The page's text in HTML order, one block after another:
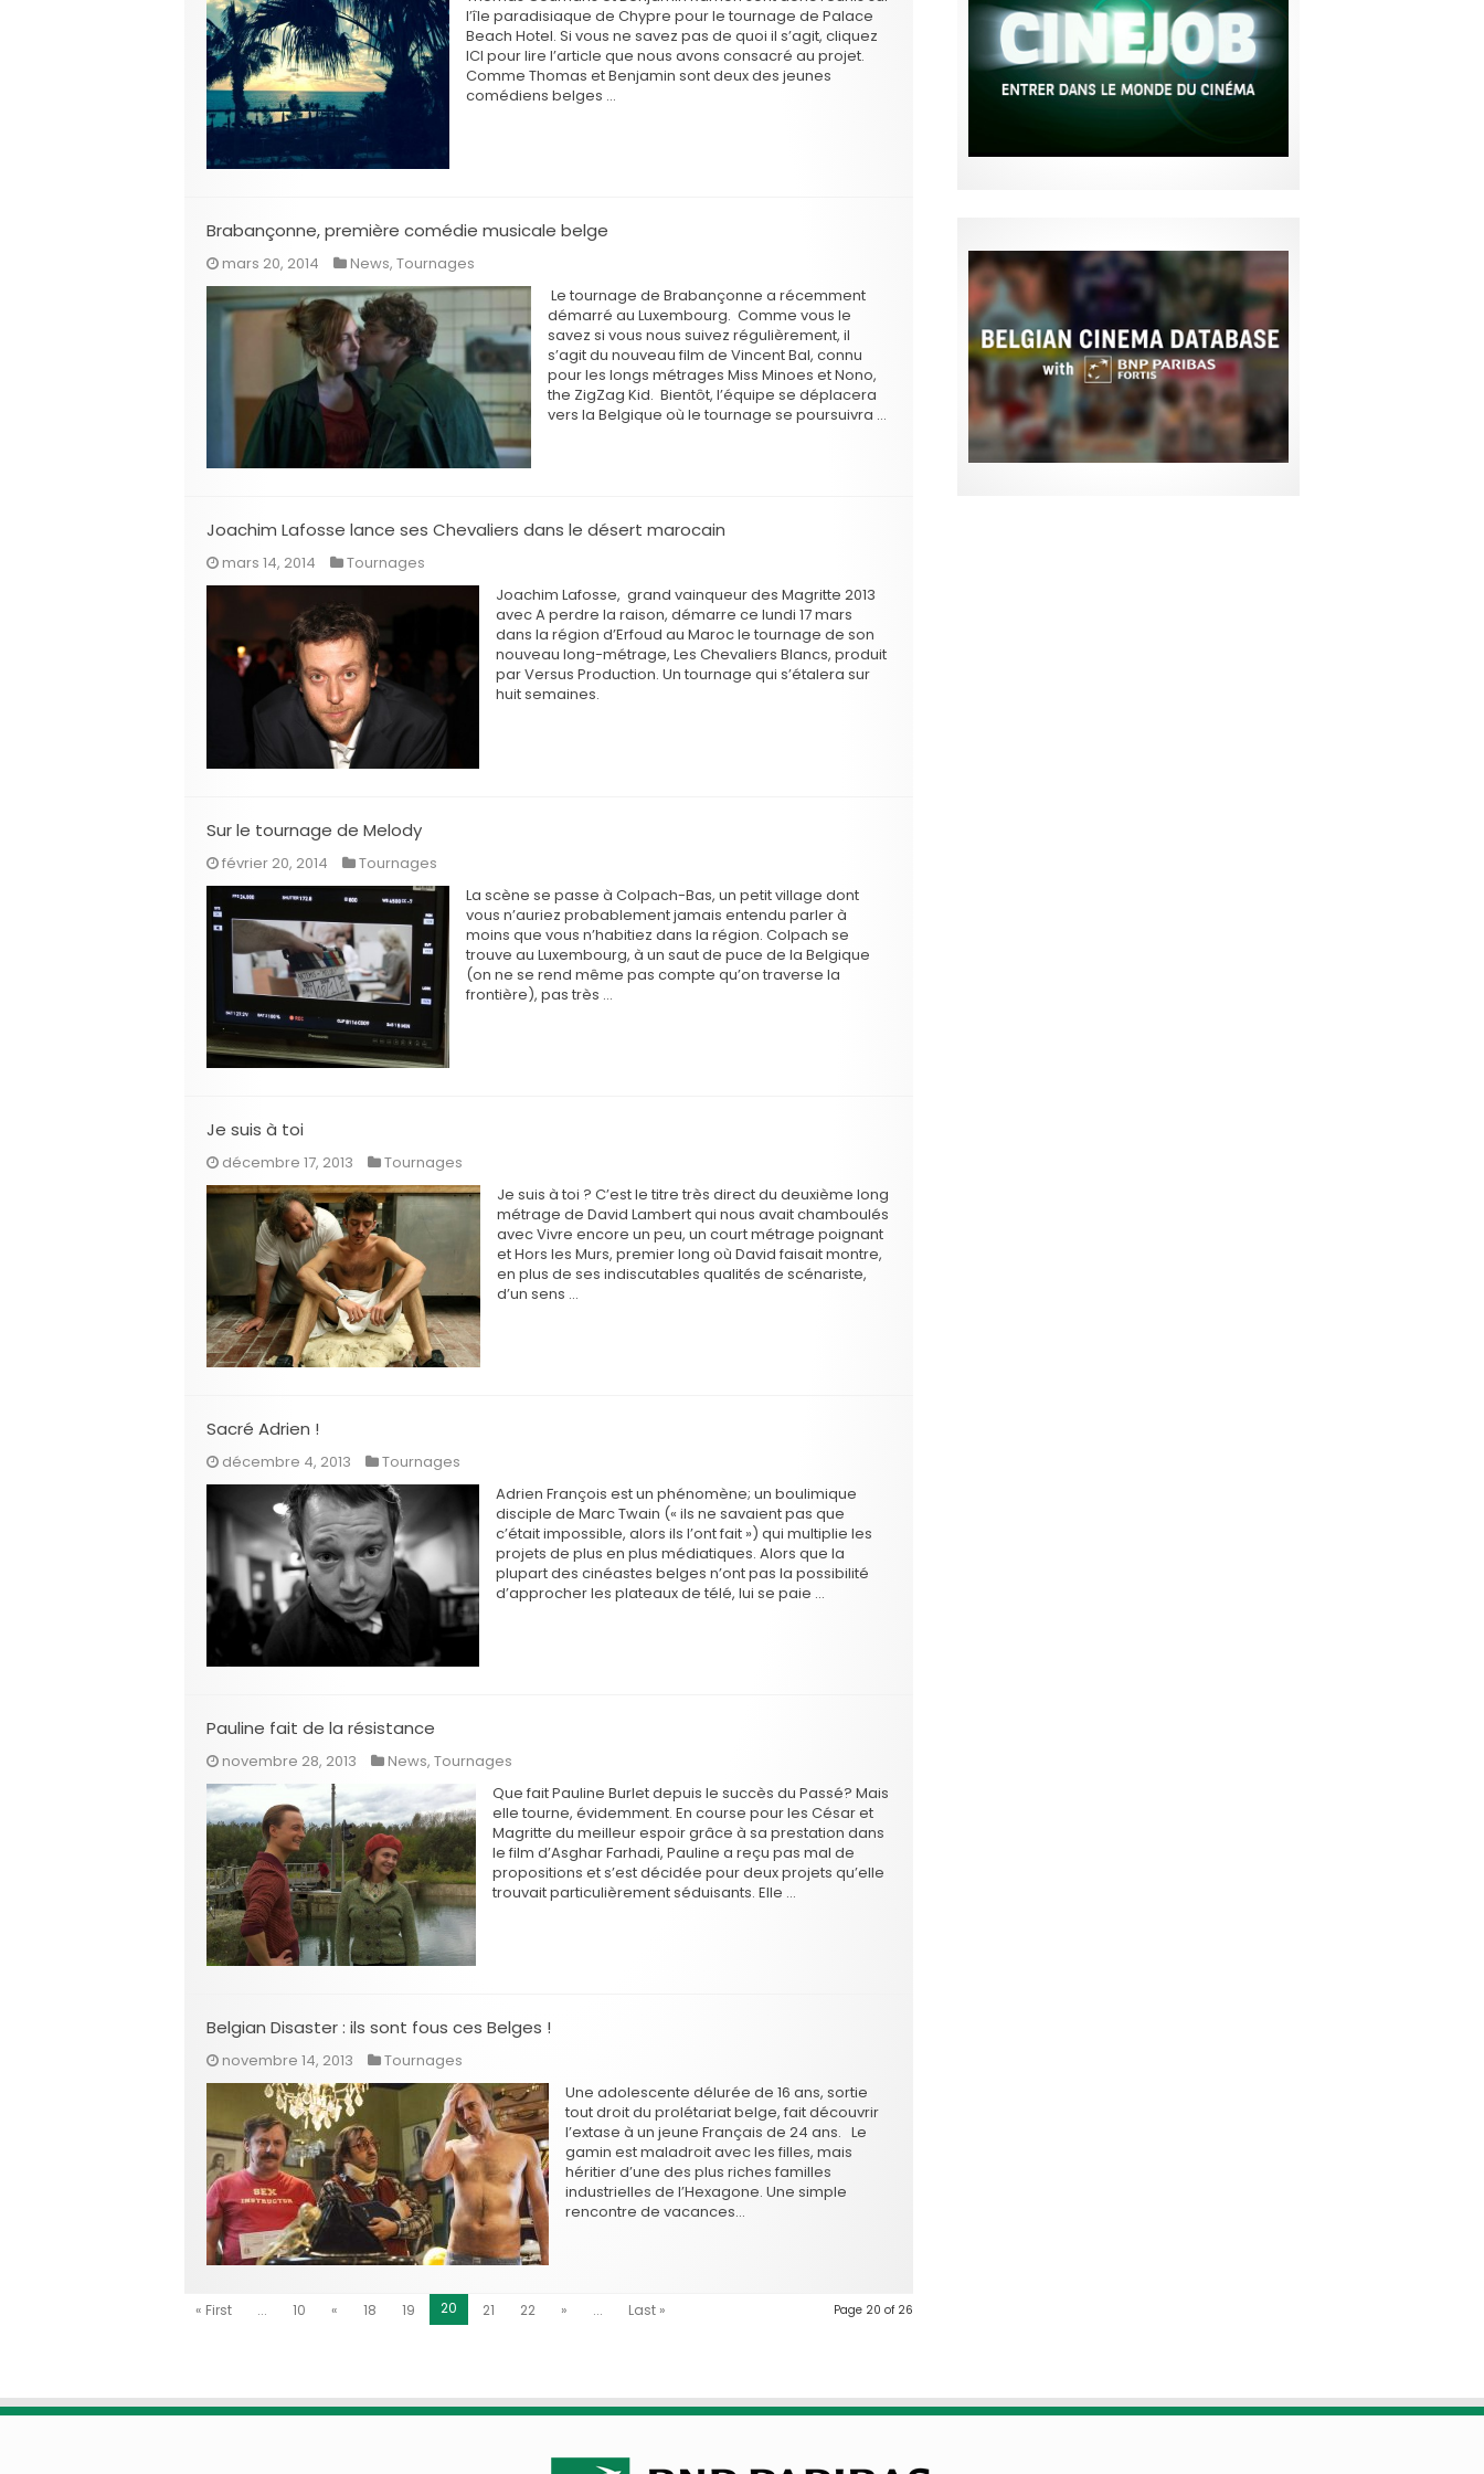
l’île paradisiaque de Chypre pour le tournage de Palace
Beach Hotel. Si vous ne savez pas de quoi il s’agit, cliquez
ICI pour lire l’article que nous avons consacré au projet.
Comme Thomas et Benjamin sont deux des jeunes
comédiens belges …
Brabançonne, première comédie musicale belge
mars 20, 2014 News, Tournages
Le tournage de Brabançonne a récemment
démarré au Luxembourg. Comme vous le
savez si vous nous suivez régulièrement, il
s’agit du nouveau film de Vincent Bal, connu
pour les longs métrages Miss Minoes et Nono,
the ZigZag Kid. Bientôt, l’équipe se déplacera
vers la Belgique où le tournage se poursuivra …
Joachim Lafosse lance ses Chevaliers dans le désert marocain
mars 14, 2014
Tournages
Joachim Lafosse, grand vainqueur des Magritte 2013
avec A perdre la raison, démarre ce lundi 17 mars
dans la région d’Erfoud au Maroc le tournage de son
nouveau long-métrage, Les Chevaliers Blancs, produit
par Versus Production. Un tournage qui s’étalera sur
huit semaines.
Sur le tournage de Melody
février 20, 2014
Tournages
La scène se passe à Colpach-Bas, un petit village dont
vous n’auriez probablement jamais entendu parler à
moins que vous n’habitiez dans la région. Colpach se
trouve au Luxembourg, à un saut de puce de la Belgique
(on ne se rend même pas compte qu’on traverse la
frontière), pas très …
Je suis à toi
décembre 17, 2013
Tournages
Je suis à toi ? C’est le titre très direct du deuxième long
métrage de David Lambert qui nous avait chamboulés
avec Vivre encore un peu, un court métrage poignant
et Hors les Murs, premier long où David faisait montre,
en plus de ses indiscutables qualités de scénariste,
d’un sens …
Sacré Adrien !
décembre 4, 2013
Tournages
Adrien François est un phénomène; un boulimique
disciple de Marc Twain (« ils ne savaient pas que
c’était impossible, alors ils l’ont fait ») qui multiplie les
projets de plus en plus médiatiques. Alors que la
plupart des cinéastes belges n’ont pas la possibilité
d’approcher les plateaux de télé, lui se paie …
Pauline fait de la résistance
novembre 28, 2013 News, Tournages
Que fait Pauline Burlet depuis le succès du Passé? Mais
elle tourne, évidemment. En course pour les César et
Magritte du meilleur espoir grâce à sa prestation dans
le film d’Asghar Farhadi, Pauline a reçu pas mal de
propositions et s’est décidée pour deux projets qu’elle
trouvait particulièrement séduisants. Elle …
Belgian Disaster : ils sont fous ces Belges !
novembre 14, 2013
Tournages
Une adolescente délurée de 16 ans, sortie
tout droit du prolétariat belge, fait découvrir
l’extase à un jeune Français de 24 ans. Le
gamin est maladroit avec les filles, mais
héritier d’une des plus riches familles
industrielles de l’Hexagone. Une simple
rencontre de vacances…
Page 20 of 26
« First ... 10 « 18 19 20 21 22 » ... Last »